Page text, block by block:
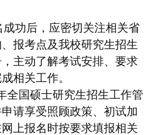
成功后，应密切关注相关省
报考点及我校研究生招生
主动了解考试安排、要求
相关工作。
全国硕士研究生招生工作管
请享受照顾政策、初试加
上报名时按要求填报相关